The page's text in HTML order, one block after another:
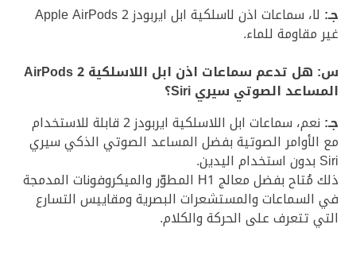
جـ:
لا، سماعات اذن لاسلكية ابل ايربودز Apple AirPods 2
غير مقاومة للماء.
س: هل تدعم سماعات اذن ابل اللاسلكية AirPods 2
المساعد الصوتي سيري Siri؟
جـ:
نعم، سماعات ابل اللاسلكية ايربودز 2 قابلة للاستخدام
مع الأوامر الصوتية بفضل المساعد الصوتي الذكي سيري
Siri بدون استخدام اليدين.
ذلك مُتاح بفضل معالج H1 المطوّر والميكروفونات المدمجة
في السماعات والمستشعرات البصرية ومقاييس التسارع
التي تتعرف على الحركة والكلام.